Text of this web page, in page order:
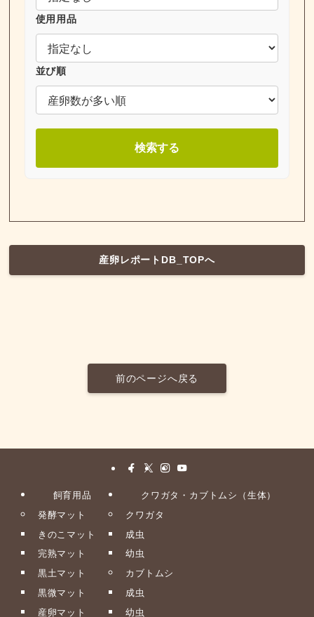
使用用品
並び順
検索する
産卵レポートDB_TOPへ
前のページへ戻る
飼育用品
発酵マット
きのこマット
完熟マット
黒土マット
黒微マット
産卵マット
クワガタ・カブトムシ（生体）
クワガタ
成虫
幼虫
カブトムシ
成虫
幼虫